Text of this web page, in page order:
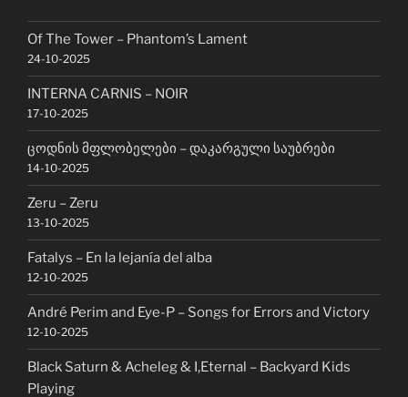
Of The Tower – Phantom’s Lament
24-10-2025
INTERNA CARNIS – NOIR
17-10-2025
ცოდნის მფლობელები – დაკარგული საუბრები
14-10-2025
Zeru – Zeru
13-10-2025
Fatalys – En la lejanía del alba
12-10-2025
André Perim and Eye-P – Songs for Errors and Victory
12-10-2025
Black Saturn & Acheleg & I,Eternal – Backyard Kids
Playing